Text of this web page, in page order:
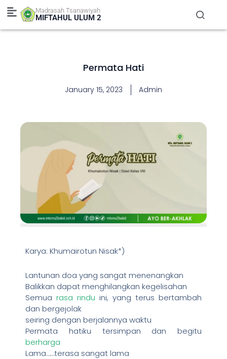
Skip
content
Madrasah Tsanawiyah
MIFTAHUL ULUM 2
Permata Hati
January 15, 2023 Admin
Karya: Khumairotun Nisak*)
Lantunan doa yang sangat menenangkan
Balikkan dapat menghilangkan kegelisahan
Semua rasa rindu ini, yang terus bertambah
dan bergejolak
seiring dengan berjalannya waktu
Permata hatiku tersimpan dan begitu
berharga
Lama……terasa sangat lama